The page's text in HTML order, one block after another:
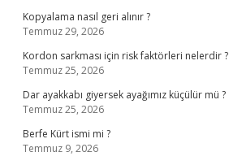
Kopyalama nasıl geri alınır ?
Temmuz 29, 2026
Kordon sarkması için risk faktörleri nelerdir ?
Temmuz 25, 2026
Dar ayakkabı giyersek ayağımız küçülür mü ?
Temmuz 25, 2026
Berfe Kürt ismi mi ?
Temmuz 9, 2026